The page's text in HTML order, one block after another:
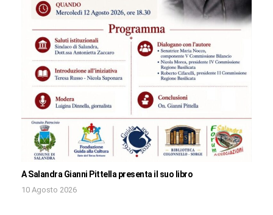
A Salandra Gianni Pittella presenta il suo libro
10 Agosto 2026